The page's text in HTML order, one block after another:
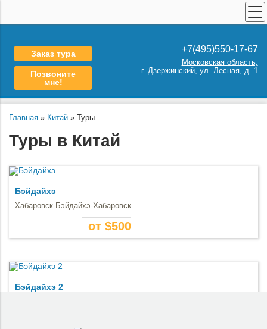
Заказ тура
Позвоните
мне!
+7(495)550-17-67
Московская область,
г. Дзержинский, ул. Лесная, д. 1
ТУРЫ ПО РОССИИ
АРЕНДА АВТОБУСОВ
Главная » Китай » Туры
Туры в Китай
Бэйдайхэ
Хабаровск-Бэйдайхэ-Хабаровск
от $500
Бэйдайхэ 2